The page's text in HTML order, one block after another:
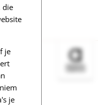
die
je
je